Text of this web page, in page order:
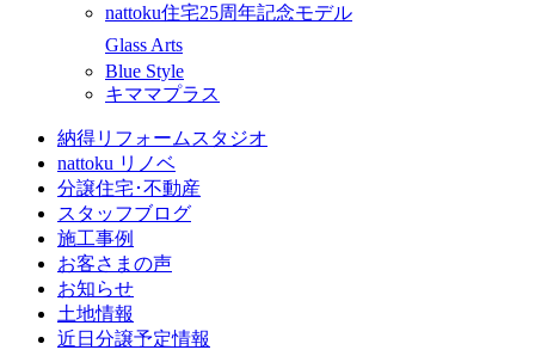
nattoku住宅25周年記念モデル
Glass Arts
Blue Style
キママプラス
納得リフォームスタジオ
nattoku リノベ
分譲住宅･不動産
スタッフブログ
施工事例
お客さまの声
お知らせ
土地情報
近日分譲予定情報